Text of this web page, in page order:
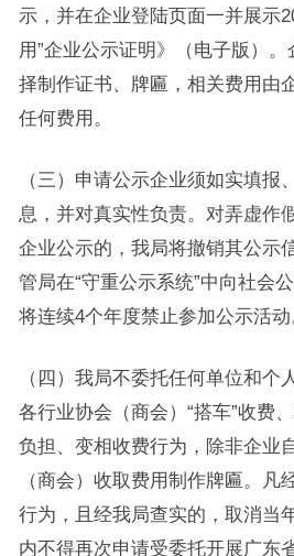
示，并在企业登陆页面一并展示
用”企业公示证明》（电子版）
择制作证书、牌匾，相关费用由
任何费用。
（三）申请公示企业须如实填报
息，并对真实性负责。对弄虚作
企业公示的，我局将撤销其公示
管局在“守重公示系统”中向社会
将连续4个年度禁止参加公示活动
（四）我局不委托任何单位和个
各行业协会（商会）“搭车”收费
负担、变相收费行为，除非企业
（商会）收取费用制作牌匾。凡
行为，且经我局查实的，取消当
内不得再次申请受委托开展广东